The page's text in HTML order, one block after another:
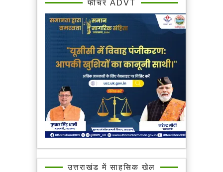
फीचर ADVT
उत्तराखंड में साहसिक खेल